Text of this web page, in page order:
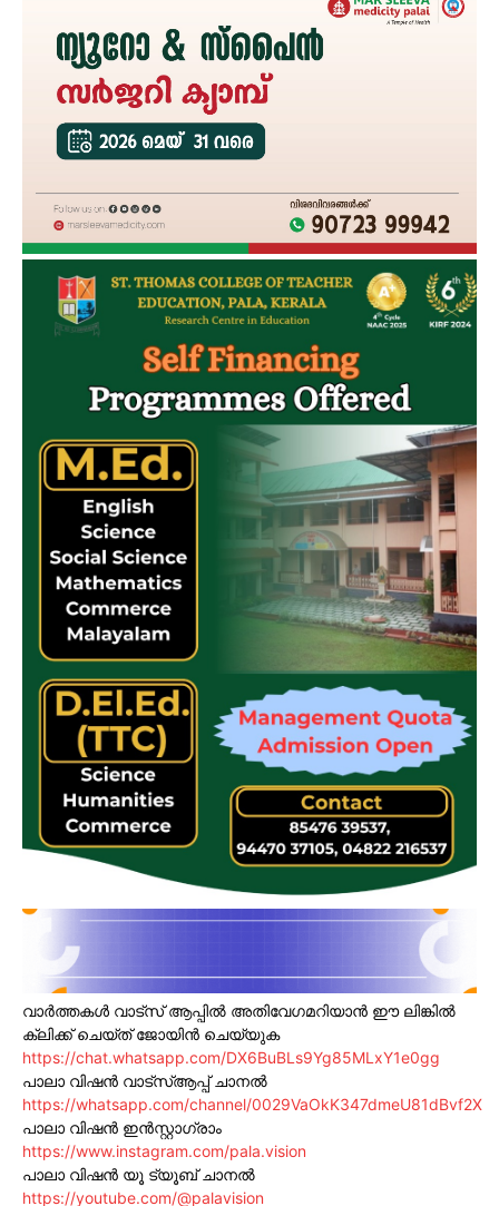
വാർത്തകൾ വാട്സ് ആപ്പിൽ അതിവേഗമറിയാൻ ഈ ലിങ്കിൽ
ക്ലിക്ക് ചെയ്ത് ജോയിൻ ചെയ്യുക
https://chat.whatsapp.com/DX6BuBLs9Yg85MLxY1e0gg
പാലാ വിഷൻ വാട്സ്ആപ്പ് ചാനൽ
https://whatsapp.com/channel/0029VaOkK347dmeU81dBvf2X
പാലാ വിഷൻ ഇൻസ്റ്റാഗ്രാം
https://www.instagram.com/pala.vision
പാലാ വിഷൻ യൂ ട്യൂബ് ചാനൽ
https://youtube.com/@palavision